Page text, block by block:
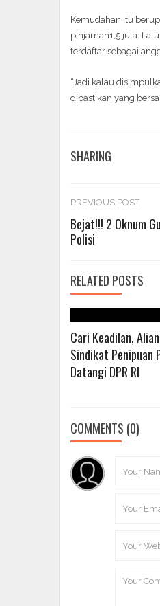
Kemudahan itu
pinjaman1,5 juta.
terdaftar sebagai
“Jadi kalau
dipastikan yang
SHARING
Post
navigation
PREVIOUS POST
Bejat!!! 2 Oknum
Polisi
RELATED POSTS
Cari Keadilan,
Sindikat Penipuan
Datangi DPR RI
COMMENTS (0)